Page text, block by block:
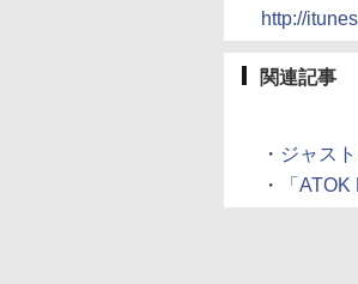
http://
関連記事
・ ジャス
・
「